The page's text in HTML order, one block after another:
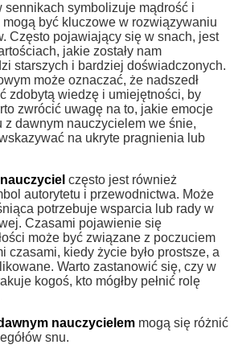
sennikach symbolizuje mądrość i
być kluczowe w rozwiązywaniu
Często pojawiający się w snach, jest
jakie zostały nam
starszych i bardziej doświadczonych.
może oznaczać, że nadszedł
zdobytą wiedzę i umiejętności, by
zwrócić uwagę na to, jakie emocje
z dawnym nauczycielem we śnie,
na ukryte pragnienia lub
często jest również
autorytetu i przewodnictwa. Może
potrzebuje wsparcia lub rady w
Czasami pojawienie się
może być związane z poczuciem
czasami, kiedy życie było prostsze, a
Warto zastanowić się, czy w
kogoś, kto mógłby pełnić rolę
nauczycielem mogą się różnić
snu.